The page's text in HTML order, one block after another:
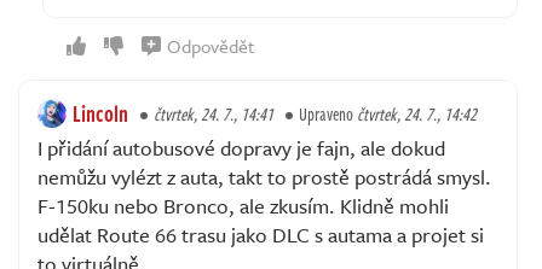
Odpovědět
Lincoln čtvrtek, 24. 7., 14:41 Upravenočtvrtek, 24. 7., 14:42
I přidání autobusové dopravy je fajn, ale dokud
nemůžu vylézt z auta, takt to prostě postrádá smysl.
F-150ku nebo Bronco, ale zkusím. Klidně mohli
udělat Route 66 trasu jako DLC s autama a projet si